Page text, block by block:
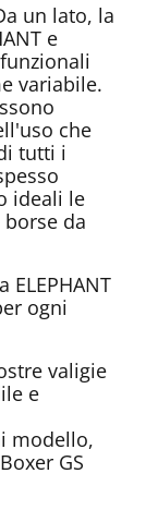
un lato, la
e
variabile.
che
tutti i
ideali le
da
ELEPHANT
ogni
valigie
e
modello,
GS